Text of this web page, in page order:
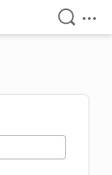
検索を
メ